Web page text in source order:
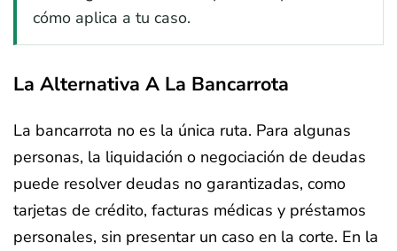
cómo aplica a tu caso.
La Alternativa A La Bancarrota
La bancarrota no es la única ruta. Para algunas
personas, la liquidación o negociación de deudas
puede resolver deudas no garantizadas, como
tarjetas de crédito, facturas médicas y préstamos
personales, sin presentar un caso en la corte. En la